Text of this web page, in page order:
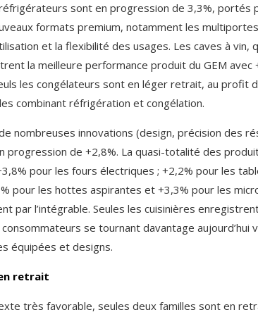
sont en progression de 3,3%, portés
formats premium, notamment les
et la flexibilité des usages. Les caves à vin,
la meilleure performance produit du GEM avec
les congélateurs sont en léger retrait, au profit
combinant réfrigération et congélation.
nombreuses innovations (design, précision des
progression de +2,8%. La quasi-totalité des
pour les fours électriques ; +2,2% pour les
pour les hottes aspirantes et +3,3% pour les
par l’intégrable. Seules les cuisinières
se tournant davantage aujourd’hui
équipées et designs.
retrait
très favorable, seules deux familles sont en